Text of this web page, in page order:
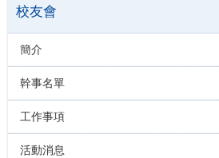
校友會
簡介
幹事名單
工作事項
活動消息